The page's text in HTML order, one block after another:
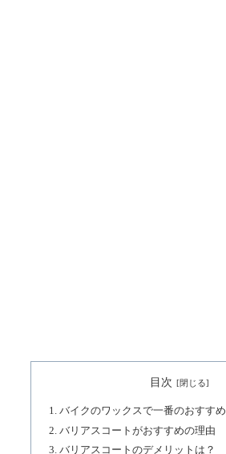
目次
バイクのワックスで一番のおすす
バリアスコートがおすすめの理由
バリアスコートのデメリットは？